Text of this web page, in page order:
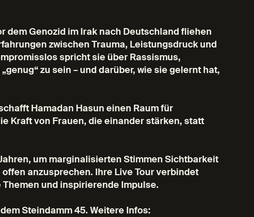
dem Genozid im Irak nach Deutschland fliehen
zwischen Trauma, Leistungsdruck und
spricht sie über Rassismus,
zu sein – und darüber, wie sie gelernt hat,
Hamadan Hasun einen Raum für
Kraft von Frauen, die einander stärken, statt
um marginalisierten Stimmen Sichtbarkeit
anzusprechen. Ihre Live Tour verbindet
und inspirierende Impulse.
Steindamm 45. Weitere Infos: